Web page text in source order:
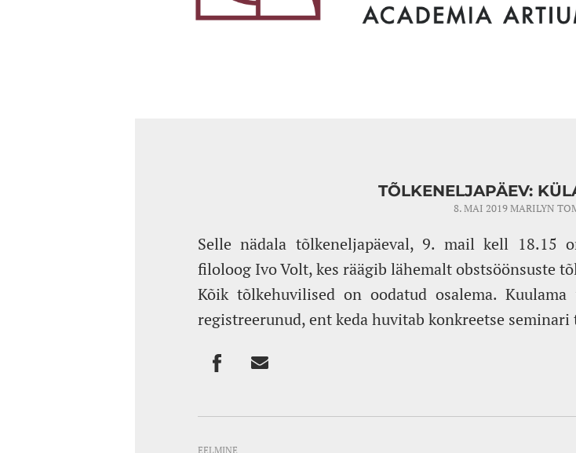
TÕLKENELJAPÄEV:
8. MAI 2019MARILYN
Selle nädala tõlkeneljapäeval, 9. mail kell 18.15
filoloog Ivo Volt, kes räägib lähemalt obstsöönsuste
Kõik tõlkehuvilised on oodatud osalema.
registreerunud, ent keda huvitab konkreetse seminari
EELMINE